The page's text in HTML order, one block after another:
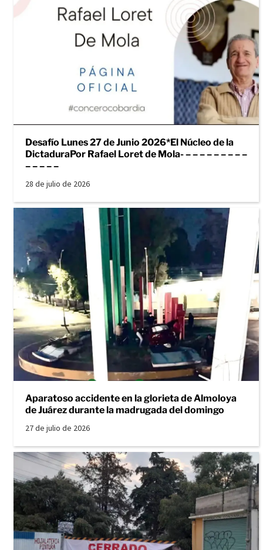
Desafío Lunes 27 de Junio 2026*El Núcleo de la
DictaduraPor Rafael Loret de Mola- – – – – – – – – –
– – – – –
28 de julio de 2026
Aparatoso accidente en la glorieta de Almoloya
de Juárez durante la madrugada del domingo
27 de julio de 2026